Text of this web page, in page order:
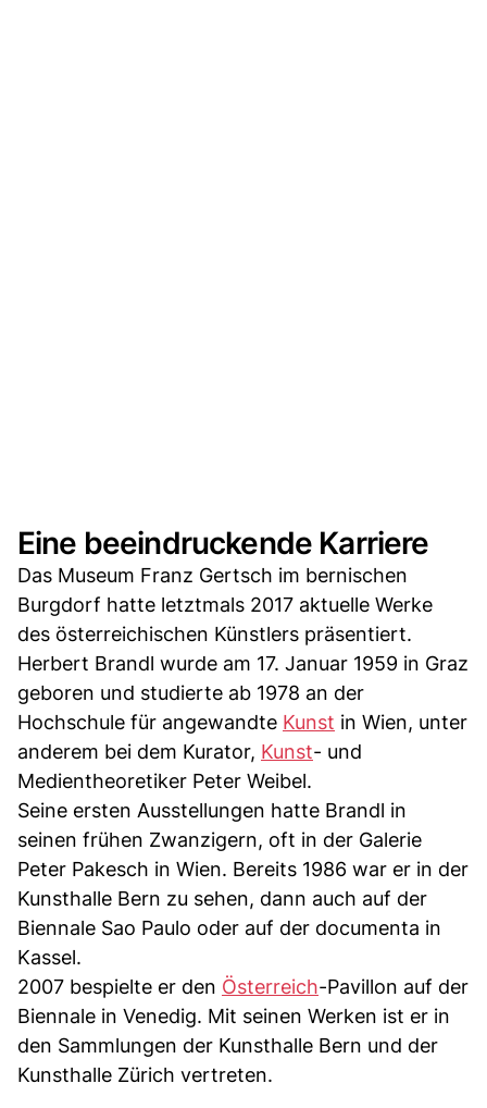
Eine beeindruckende Karriere
Das Museum Franz Gertsch im bernischen
Burgdorf hatte letztmals 2017 aktuelle Werke
des österreichischen Künstlers präsentiert.
Herbert Brandl wurde am 17. Januar 1959 in Graz
geboren und studierte ab 1978 an der
Hochschule für angewandte Kunst in Wien, unter
anderem bei dem Kurator, Kunst- und
Medientheoretiker Peter Weibel.
Seine ersten Ausstellungen hatte Brandl in
seinen frühen Zwanzigern, oft in der Galerie
Peter Pakesch in Wien. Bereits 1986 war er in der
Kunsthalle Bern zu sehen, dann auch auf der
Biennale Sao Paulo oder auf der documenta in
Kassel.
2007 bespielte er den Österreich-Pavillon auf der
Biennale in Venedig. Mit seinen Werken ist er in
den Sammlungen der Kunsthalle Bern und der
Kunsthalle Zürich vertreten.